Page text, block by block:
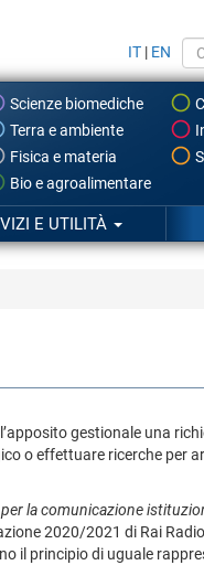
IT | EN
Scienze biomediche
Terra e ambiente
Fisica e materia
Bio e agroalimentare
E UTILITÀ
gestionale una
o effettuare ricerche per
la comunicazione
2020/2021 di Rai
il principio di uguale